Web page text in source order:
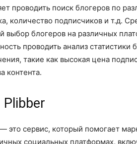
проводить поиск блогеров по
количество подписчиков и т.д.
выбор блогеров на различных
проводить анализ
такие как высокая цена
контента.
это сервис, который помогает
социальных платформах,